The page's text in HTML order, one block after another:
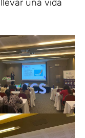
una vida